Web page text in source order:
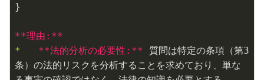
}
**理由:**
* **法的分析の必要性:** 質問は特定の条項（第3
条）の法的リスクを分析することを求めており、単な